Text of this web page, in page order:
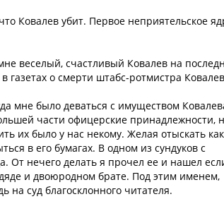
Ковалев убит. Первое неприятельское
веселый, счастливый Ковалев на
газетах о смерти штабс-ротмистра
мне было деваться с имуществом
части офицерские принадлежности,
их было у нас некому. Желая отыскать
в его бумагах. В одном из сундуков с
От нечего делать я прочел ее и нашел
и двоюродном брате. Под этим именем,
на суд благосклонного читателя.